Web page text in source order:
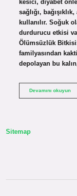
kesici, diyabet
sağlığı,
kullanılır. Soğuk
durdurucu etkisi
Ölümsüzlük
familyasından
depolayan bu
Devamını okuyun
Sitemap